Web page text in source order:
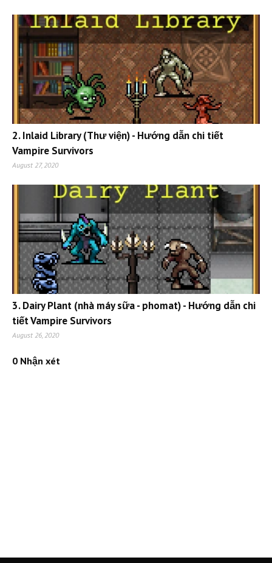
2. Inlaid Library (Thư viện) - Hướng dẫn chi tiết
Vampire Survivors
August 27, 2020
3. Dairy Plant (nhà máy sữa - phomat) - Hướng dẫn chi
tiết Vampire Survivors
August 26, 2020
0 Nhận xét